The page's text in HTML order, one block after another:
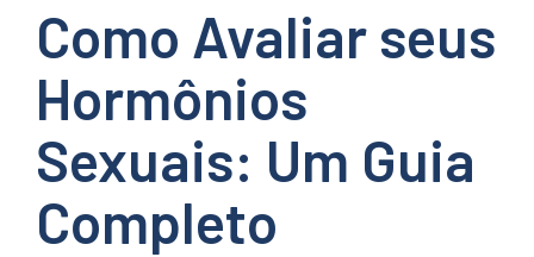
Como Avaliar seus
Hormônios
Sexuais: Um Guia
Completo